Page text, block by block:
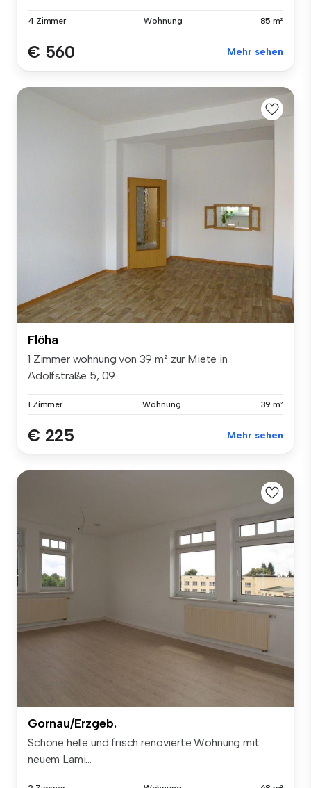
4 Zimmer Wohnung 85 m²
€ 560 Mehr sehen
Flöha
1 Zimmer wohnung von 39 m² zur Miete in
Adolfstraße 5, 09...
1 Zimmer Wohnung 39 m²
€ 225 Mehr sehen
Gornau/Erzgeb.
Schöne helle und frisch renovierte Wohnung mit
neuem Lami...